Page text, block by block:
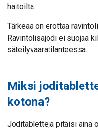
haitoilta.
Tärkeää on erottaa
Ravintolisäjodi ei suojaa
säteilyvaaratilanteessa.
Miksi
kotona?
Joditabletteja pitäisi aina